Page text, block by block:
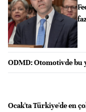
ODMD: Otomotivde bu
Ocak'ta Türkiye'de en